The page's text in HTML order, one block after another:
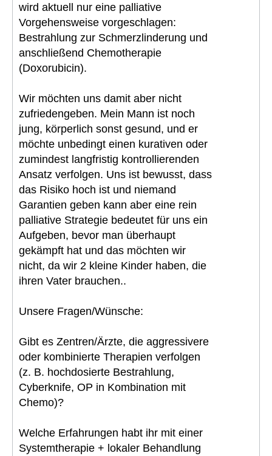
wird aktuell nur eine palliative
Vorgehensweise vorgeschlagen:
Bestrahlung zur Schmerzlinderung und
anschließend Chemotherapie
(Doxorubicin).
Wir möchten uns damit aber nicht
zufriedengeben. Mein Mann ist noch
jung, körperlich sonst gesund, und er
möchte unbedingt einen kurativen oder
zumindest langfristig kontrollierenden
Ansatz verfolgen. Uns ist bewusst, dass
das Risiko hoch ist und niemand
Garantien geben kann aber eine rein
palliative Strategie bedeutet für uns ein
Aufgeben, bevor man überhaupt
gekämpft hat und das möchten wir
nicht, da wir 2 kleine Kinder haben, die
ihren Vater brauchen..
Unsere Fragen/Wünsche:
Gibt es Zentren/Ärzte, die aggressivere
oder kombinierte Therapien verfolgen
(z. B. hochdosierte Bestrahlung,
Cyberknife, OP in Kombination mit
Chemo)?
Welche Erfahrungen habt ihr mit einer
Systemtherapie + lokaler Behandlung